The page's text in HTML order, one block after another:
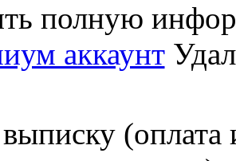
полную
аккаунт
выписку